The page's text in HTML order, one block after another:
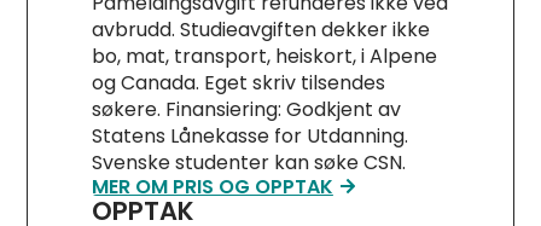
avbrudd. Studieavgiften dekker ikke
bo, mat, transport, heiskort, i Alpene
og Canada. Eget skriv tilsendes
søkere. Finansiering: Godkjent av
Statens Lånekasse for Utdanning.
Svenske studenter kan søke CSN.
MER OM PRIS OG OPPTAK
OPPTAK